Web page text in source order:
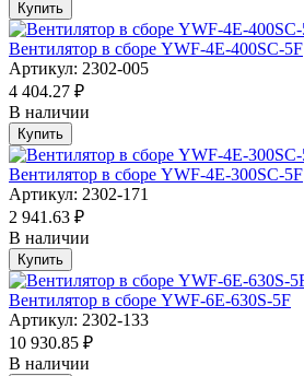
Купить
Вентилятор в сборе YWF-4E-400SC-5F
Артикул: 2302-005
4 404.27 ₽
В наличии
Купить
Вентилятор в сборе YWF-4E-300SC-5F
Артикул: 2302-171
2 941.63 ₽
В наличии
Купить
Вентилятор в сборе YWF-6E-630S-5F
Артикул: 2302-133
10 930.85 ₽
В наличии